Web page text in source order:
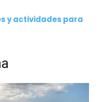
y actividades para